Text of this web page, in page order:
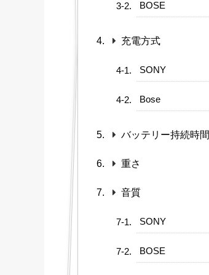
BOSE
充電方式
SONY
Bose
バッテリー持続時間
重さ
音質
SONY
BOSE